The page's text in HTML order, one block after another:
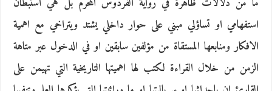
استفهامي او تساؤلي مبني على حوار داخلي يشتد ويتراخي مع اهمية
الافكار ومنابعها المستقاة من مؤلفين سابقين او في الدخول عبر متاهة
الزمن من خلال القراءة لكتب لها اهميتها التاريخية التي تهيمن على